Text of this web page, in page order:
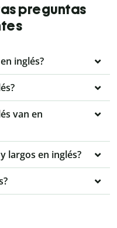
preguntas
inglés?
van en
largos en inglés?